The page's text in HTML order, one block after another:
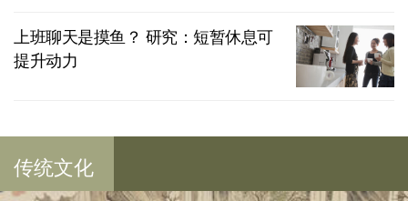
上班聊天是摸鱼？ 研究：短暂休息可
提升动力
传统文化